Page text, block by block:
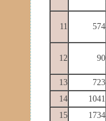
11 574
12 90
13 723
14
1041
15
1734